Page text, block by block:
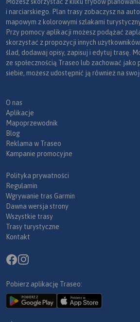
i narciarskiego. Plan trasy zobaczysz na
mapowym z kolorowymi szlakami
Przy pomocy aplikacji możesz podążać
skorzystać z propozycji innych
ślad, dodawaj opisy, zapisuj i edytuj trasę.
ze społecznością Traseo lub zachować
siebie, możesz udostępnić ją również na
O nas
Aplikacje
Mapoprzewodnik
Blog
Reklama w Traseo
Kampanie promocyjne
Polityka prywatności
Regulamin
Wgrywanie tras Garmin
Dawna wersja strony
Wszystkie trasy
Trasy turystyczne
Kontakt
Pobierz aplikację Traseo: